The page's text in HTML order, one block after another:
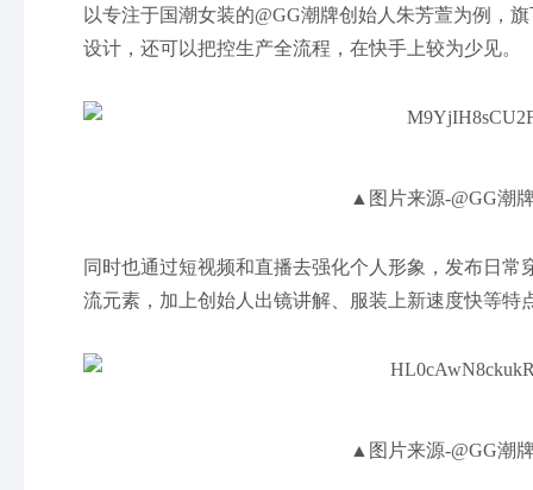
以专注于国潮女装的@GG潮牌创始人朱芳萱为例，
设计，还可以把控生产全流程，在快手上较为少见。
▲图片来源-@GG潮
同时也通过短视频和直播去强化个人形象，发布日
流元素，加上创始人出镜讲解、服装上新速度快等特
▲图片来源-@GG潮